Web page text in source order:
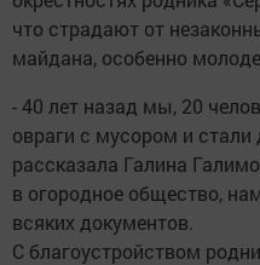
что страдают от
майдана, особенно
- 40 лет назад мы, 20
овраги с мусором и
рассказала Галина
в огородное общество,
всяких документов.
С благоустройством